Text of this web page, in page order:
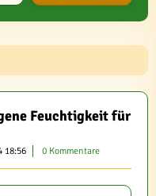
Feuchtigkeit für
18:56 0 Kommentare